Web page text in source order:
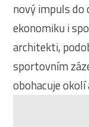
nový impuls
ekonomiku i
architekti,
sportovním
obohacuje